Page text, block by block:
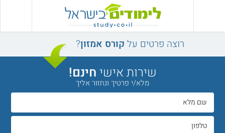
רוצה פרטים על קורס אמזון?
שירות אישיחינם!
מלא/י פרטיך ונחזור אליך